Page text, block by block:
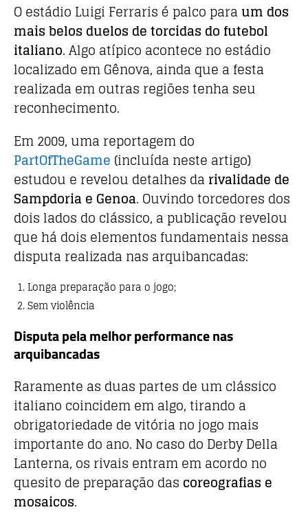
O estádio Luigi Ferraris é palco para um dos
mais belos duelos de torcidas do futebol
italiano. Algo atípico acontece no estádio
localizado em Gênova, ainda que a festa
realizada em outras regiões tenha seu
reconhecimento.
Em 2009, uma reportagem do
PartOfTheGame (incluída neste artigo)
estudou e revelou detalhes da rivalidade de
Sampdoria e Genoa. Ouvindo torcedores dos
dois lados do clássico, a publicação revelou
que há dois elementos fundamentais nessa
disputa realizada nas arquibancadas:
Longa preparação para o jogo;
Sem violência
Disputa pela melhor performance nas
arquibancadas
Raramente as duas partes de um clássico
italiano coincidem em algo, tirando a
obrigatoriedade de vitória no jogo mais
importante do ano. No caso do Derby Della
Lanterna, os rivais entram em acordo no
quesito de preparação das coreografias e
mosaicos.